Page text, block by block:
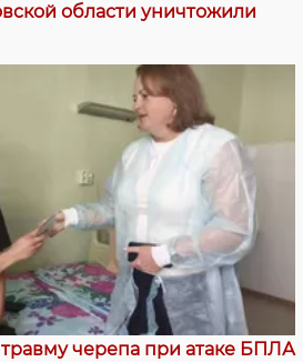
области уничтожили
черепа при атаке БПЛА